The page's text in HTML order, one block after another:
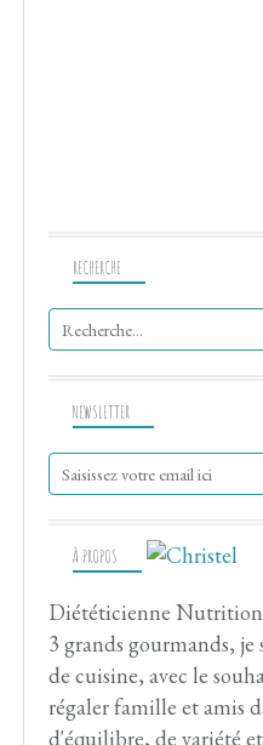
NEWSLETTER
RECHERCHE
À PROPOS
Diététicienne
3 grands gourmands, je
de cuisine, avec le
régaler famille et amis
d'équilibre, de variété